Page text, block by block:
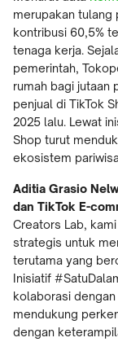
merupakan tulang
kontribusi 60,5%
tenaga kerja.
pemerintah,
rumah bagi jutaan
penjual di TikTok
2025 lalu. Lewat
Shop turut
ekosistem
Aditia Grasio
dan TikTok E-
Creators Lab,
strategis untuk
terutama yang
Inisiatif
kolaborasi
mendukung
dengan